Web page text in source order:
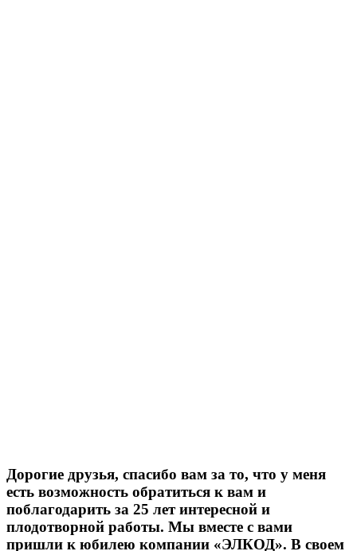
Дорогие друзья, спасибо вам за то, что у меня
есть возможность обратиться к вам и
поблагодарить за 25 лет интересной и
плодотворной работы. Мы вместе с вами
пришли к юбилею компании «ЭЛКОД». В своем